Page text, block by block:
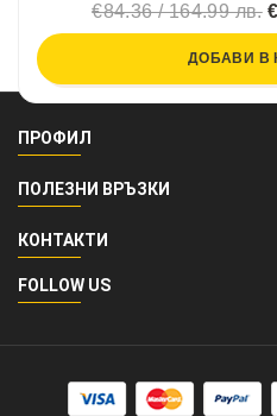
€84.36 / 164.99 лв.
ДОБАВИ В
ПРОФИЛ
ПОЛЕЗНИ ВРЪЗКИ
КОНТАКТИ
FOLLOW US